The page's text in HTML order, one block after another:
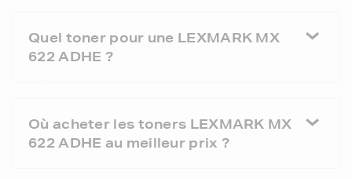
Quel toner pour une LEXMARK MX
622 ADHE ?
Où acheter les toners LEXMARK MX
622 ADHE au meilleur prix ?